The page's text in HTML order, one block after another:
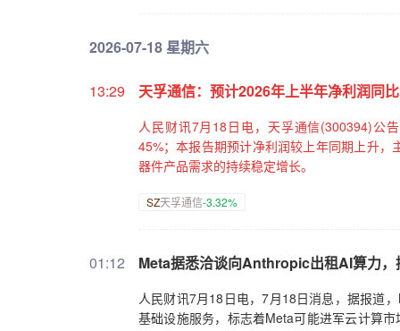
2026-07-18 星期六
13:29 天孚通信：预计2026年上半年净利润同
人民财讯7月18日电，天孚通信(300394)公
45%；本报告期预计净利润较上年同期上升
器件产品需求的持续稳定增长。
SZ天孚通信-3.32%
01:12 Meta据悉洽谈向Anthropic出租AI算力，
人民财讯7月18日电，7月18日消息，据报道
基础设施服务，标志着Meta可能进军云计算